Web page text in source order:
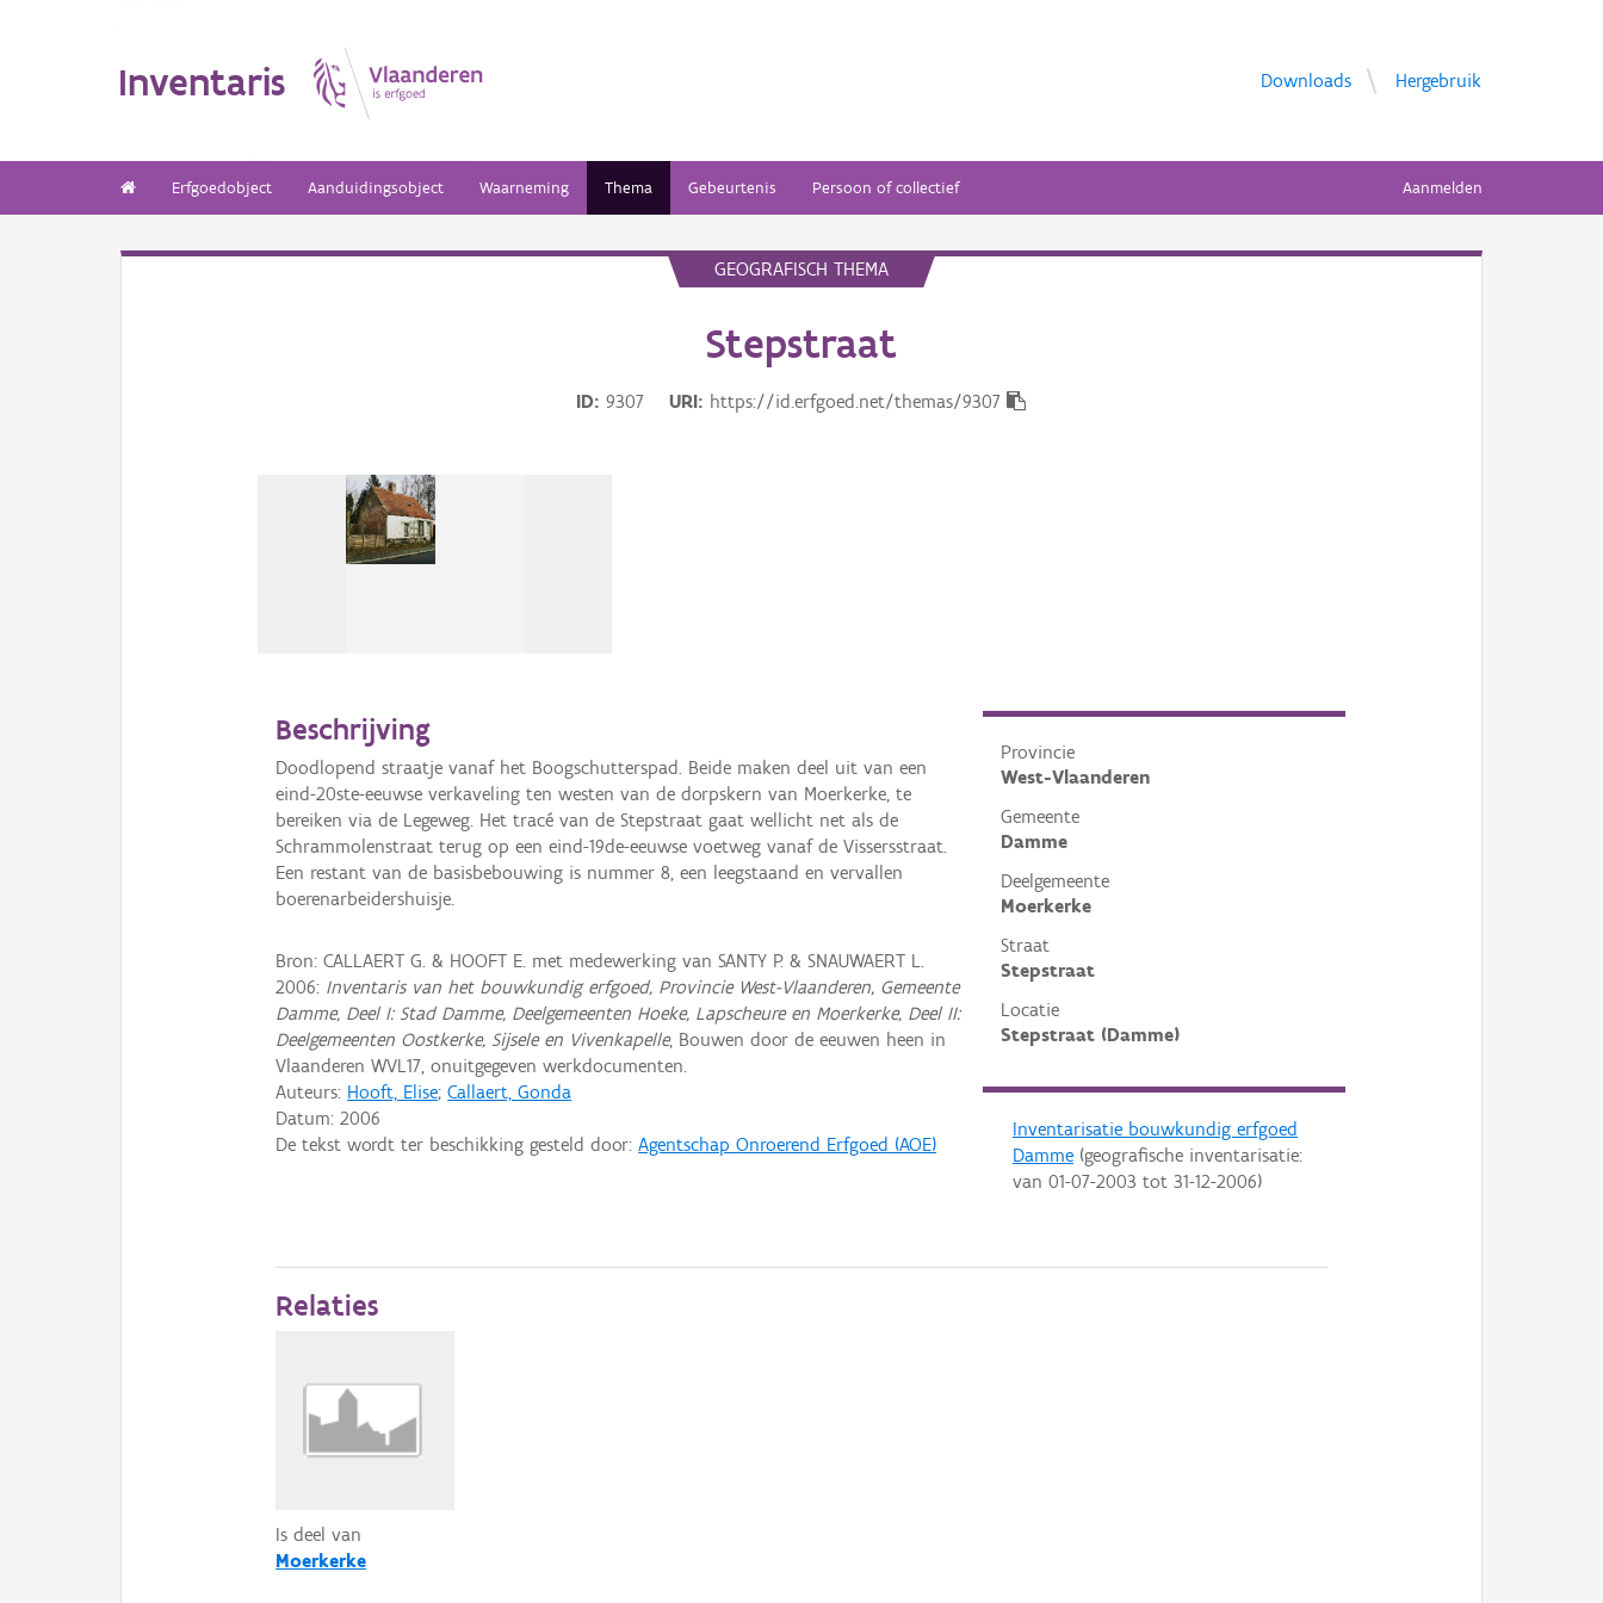
Inventaris Downloads Hergebruik
Erfgoedobject Aanduidingsobject Waarneming Thema Gebeurtenis Persoon of collectief Aanmelden
GEOGRAFISCH THEMA
Stepstraat
ID 9307 URI https://id.erfgoed.net/themas/9307
Provincie
West-Vlaanderen
Gemeente
Damme
Deelgemeente
Moerkerke
Straat
Stepstraat
Locatie
Stepstraat (Damme)
Inventarisatie bouwkundig erfgoed
Damme(geografische inventarisatie:
van 01-07-2003 tot 31-12-2006)
Beschrijving
Doodlopend straatje vanaf het Boogschutterspad. Beide maken deel uit van een
eind-20ste-eeuwse verkaveling ten westen van de dorpskern van Moerkerke, te
bereiken via de Legeweg. Het tracé van de Stepstraat gaat wellicht net als de
Schrammolenstraat terug op een eind-19de-eeuwse voetweg vanaf de Vissersstraat.
Een restant van de basisbebouwing is nummer 8, een leegstaand en vervallen
boerenarbeidershuisje.
Bron: CALLAERT G. & HOOFT E. met medewerking van SANTY P. & SNAUWAERT L.
2006: Inventaris van het bouwkundig erfgoed, Provincie West-Vlaanderen, Gemeente
Damme, Deel I: Stad Damme, Deelgemeenten Hoeke, Lapscheure en Moerkerke, Deel II:
Deelgemeenten Oostkerke, Sijsele en Vivenkapelle, Bouwen door de eeuwen heen in
Vlaanderen WVL17, onuitgegeven werkdocumenten.
Auteurs: Hooft, Elise;Callaert, Gonda
Datum:2006
De tekst wordt ter beschikking gesteld door:Agentschap Onroerend Erfgoed (AOE)
Relaties
Is deel van
Moerkerke